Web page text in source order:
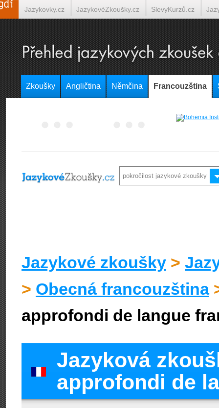
Jazykovky.cz JazykovéZkoušky.cz SlevyKurzů.cz
Španělština on-line Italština on-line Tlumočení-
Zkoušky Angličtina Němčina Francouzština
Jazykové zkoušky >
> Obecná francouzština
approfondi de langue
Jazyková
approfondi de